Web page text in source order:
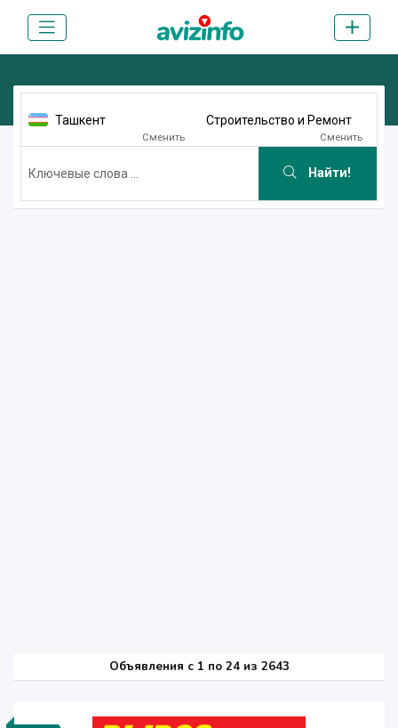
Ташкент
Сменить
Строительство и Ремонт
Сменить
Найти!
Объявления c 1 по 24 из 2643